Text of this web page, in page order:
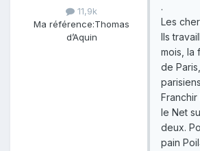
11,9k
Ma référence:Thomas
d’Aquin
.
Les
Ils
mois, la
de
le Net
deux.
pain